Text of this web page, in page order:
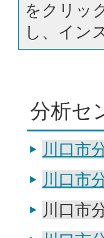
をクリッ
し、イン
分析セ
川口市
川口市
川口市